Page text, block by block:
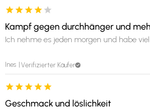
Ines Verifizierter Käufer
Kampf gegen durchhänger und
Ich nehme es jeden morgen und habe
Geschmack und löslichkeit